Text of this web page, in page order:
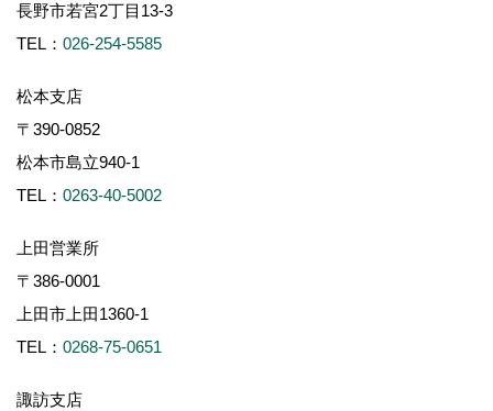
長野市若宮2丁目13-3
TEL： 026-254-5585
松本支店
〒390-0852
松本市島立940-1
TEL： 0263-40-5002
上田営業所
〒386-0001
上田市上田1360-1
TEL： 0268-75-0651
諏訪支店